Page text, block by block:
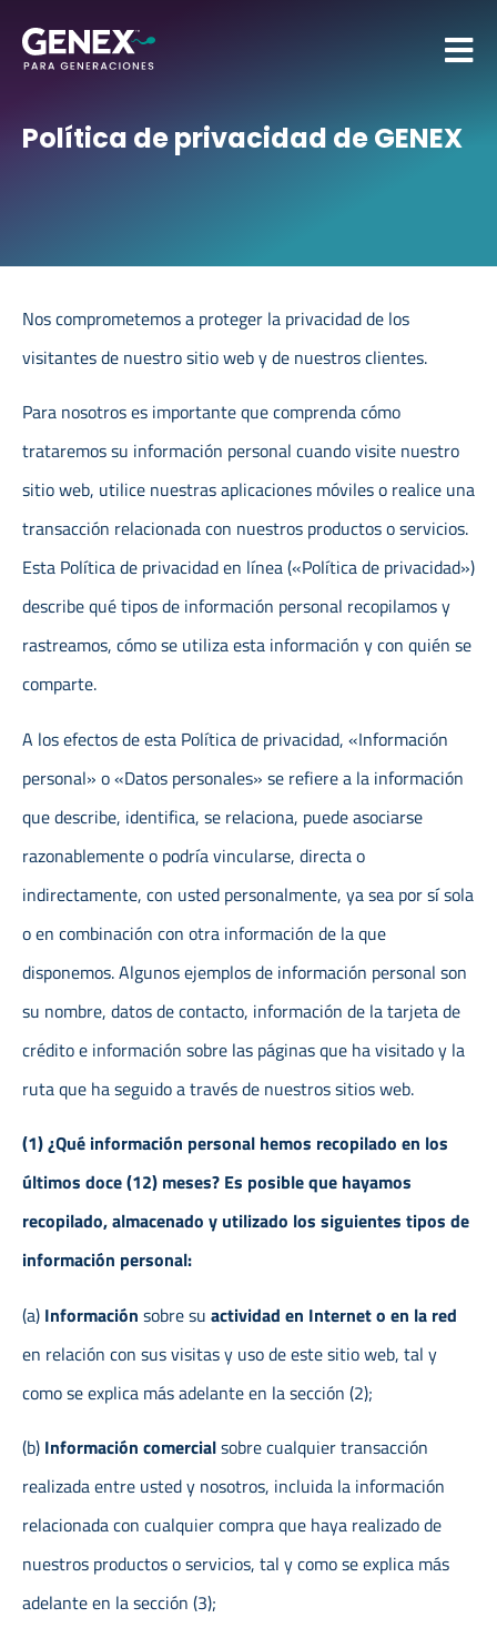
Política de privacidad de GENEX
Nos comprometemos a proteger la privacidad de los
visitantes de nuestro sitio web y de nuestros clientes.
Para nosotros es importante que comprenda cómo
trataremos su información personal cuando visite nuestro
sitio web, utilice nuestras aplicaciones móviles o realice una
transacción relacionada con nuestros productos o servicios.
Esta Política de privacidad en línea («Política de privacidad»)
describe qué tipos de información personal recopilamos y
rastreamos, cómo se utiliza esta información y con quién se
comparte.
A los efectos de esta Política de privacidad, «Información
personal» o «Datos personales» se refiere a la información
que describe, identifica, se relaciona, puede asociarse
razonablemente o podría vincularse, directa o
indirectamente, con usted personalmente, ya sea por sí sola
o en combinación con otra información de la que
disponemos. Algunos ejemplos de información personal son
su nombre, datos de contacto, información de la tarjeta de
crédito e información sobre las páginas que ha visitado y la
ruta que ha seguido a través de nuestros sitios web.
(1) ¿Qué información personal hemos recopilado en los
últimos doce (12) meses? Es posible que hayamos
recopilado, almacenado y utilizado los siguientes tipos de
información personal:
(a) Información sobre su actividad en Internet o en la red
en relación con sus visitas y uso de este sitio web, tal y
como se explica más adelante en la sección (2);
(b) Información comercialsobre cualquier transacción
realizada entre usted y nosotros, incluida la información
relacionada con cualquier compra que haya realizado de
nuestros productos o servicios, tal y como se explica más
adelante en la sección (3);